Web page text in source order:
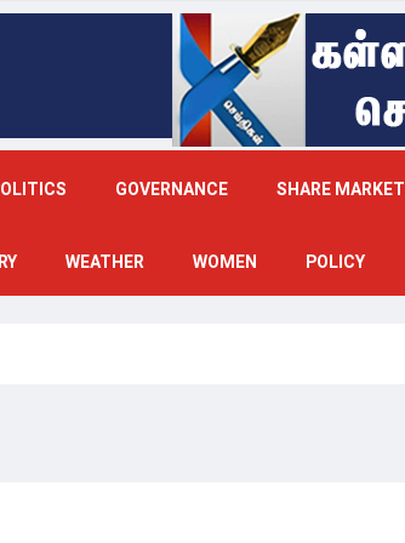
GOVERNANCE SHARE MARKET
WEATHER WOMEN POLICY